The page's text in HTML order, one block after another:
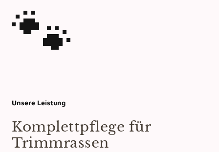
🐾
Unsere Leistung
Komplettpflege für
Trimmrassen